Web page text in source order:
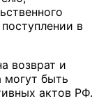
в
возврат и
могут быть
актов РФ.